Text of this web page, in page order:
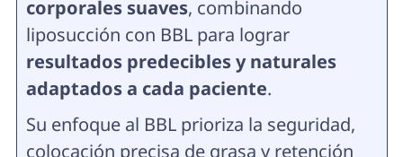
corporales suaves, combinando
liposucción con BBL para lograr
resultados predecibles y naturales
adaptados a cada paciente.
Su enfoque al BBL prioriza la seguridad,
colocación precisa de grasa y retención